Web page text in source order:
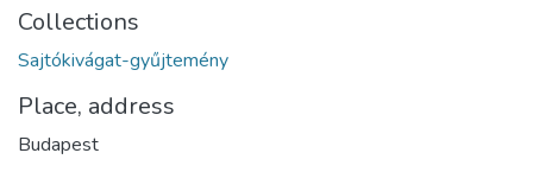
Collections
Sajtókivágat-gyűjtemény
Place, address
Budapest